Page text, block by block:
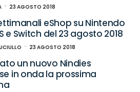
23 AGOSTO 2018
eShop su Nintendo
e Switch del 23 agosto 2018
23 AGOSTO 2018
un nuovo Nindies
in onda la prossima